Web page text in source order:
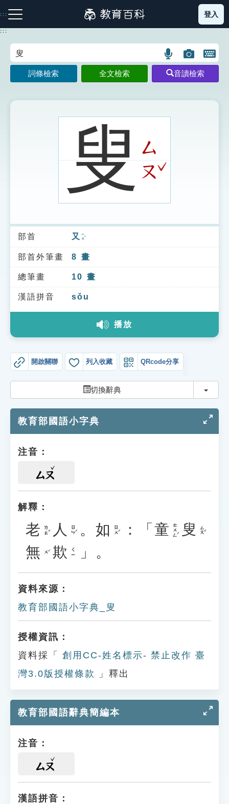
到
主
:::
注音索引圖示 筆畫索引圖示 部首索引表圖示
索引選單
知識索引
單字索引
生命大百科索引
教學應用
貓頭鷹博士
登入
:::
語
言
搜
示
圖
片
搜
開
鍵
圖
詞條檢索 全文檢索 音讀檢索
叟ㄙ
ㄡ ˇ
部首 又 ㄧㄡˋ
部首外筆畫 8 畫
總筆畫 10 畫
漢語拼音 sǒu
播放
開啟關聯 列入收藏 QRcode分享
切換辭典 切換
教育部國語小字典
注音：
ㄙㄡ
解釋：
老 ㄌㄠˇ 人 ㄖㄣˊ 。 如 ㄖㄨˊ ：「 童 ㄊㄨㄥˊ 叟 ㄙㄡˇ
無 ㄨˊ 欺 ㄑㄧ 」。
資料來源：
教育部國語小字典_叟
授權資訊：
資料採「
創用CC-姓名標示- 禁止改作 臺
灣3.0版授權條款
」釋出
教育部國語辭典簡編本
注音：
ㄙㄡ
漢語拼音：